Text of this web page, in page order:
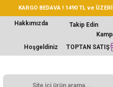
KARGO BEDAVA ! 1490 TL ve
Hakkımızda Takip Edin
Hoşgeldiniz
TOPTAN SATIŞ